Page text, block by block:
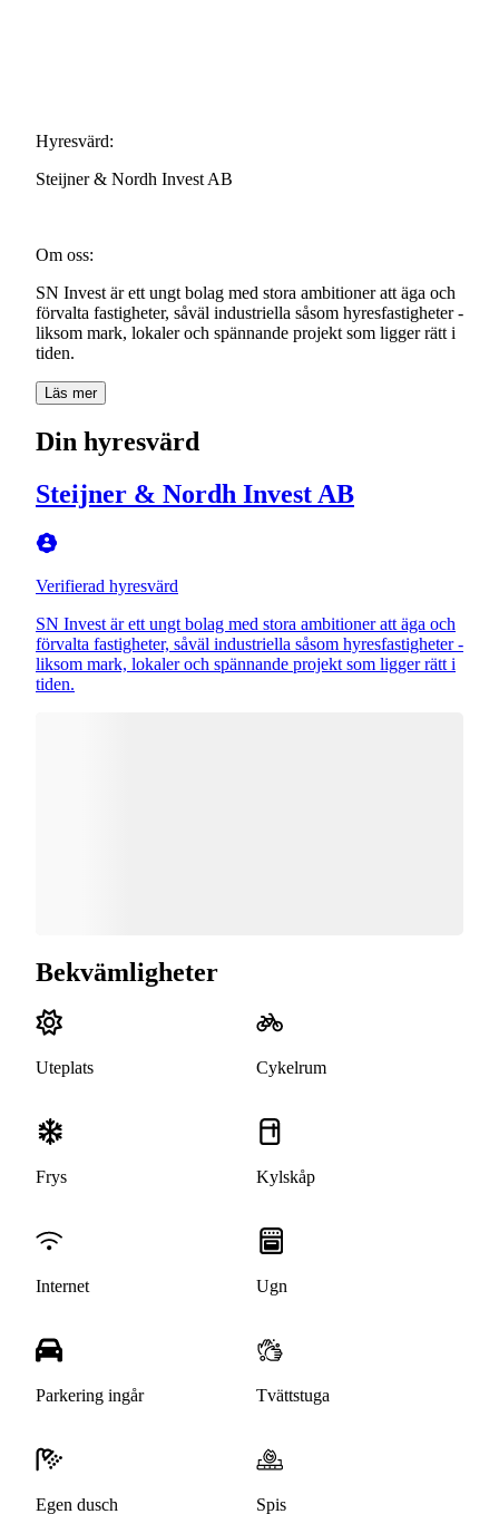
Hyresvärd:
Steijner& Nordh Invest AB
Om oss:
SN Invest ärett ungt bolag med stora ambitioneratt äga och
förvalta fastigheter, såväl industriella såsom hyresfastigheter-
liksom mark, lokaleroch spännande projekt som liggerrätt i
tiden.
Läs mer
Din hyresvärd
Steijner & Nordh Invest AB
Verifierad hyresvärd
SN Invest är ett ungt bolag med stora ambitioner att äga och
förvalta fastigheter, såväl industriella såsom hyresfastigheter -
liksom mark, lokaler och spännande projekt som ligger rätt i
tiden.
Bekvämligheter
Uteplats Cykelrum
Frys Kylskåp
Internet Ugn
Parkering ingår Tvättstuga
Egen dusch Spis